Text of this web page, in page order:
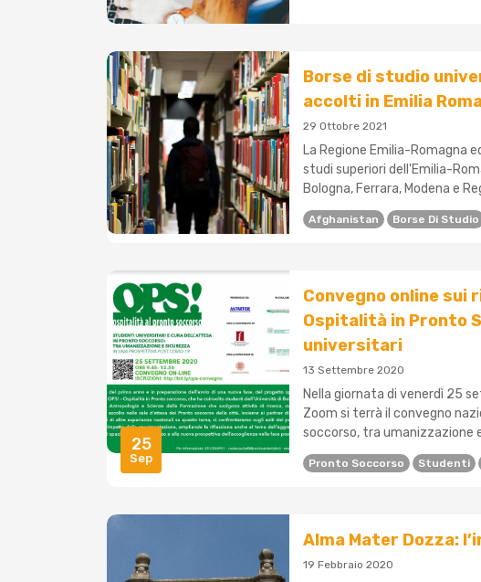
Borse di studio
accolti in Emilia
29 Ottobre 2021
La Regione Emilia-Romagna
studi superiori dell'Emilia-
Bologna, Ferrara, Modena e
Afghanistan Borse Di Studio
25
Sep
Convegno online sui
Ospitalità in Pronto
universitari
13 Settembre 2020
Nella giornata di venerdì 25
Zoom si terrà il convegno
soccorso, tra umanizzazione
Pronto Soccorso Studenti
Alma Mater Dozza:
19 Febbraio 2020